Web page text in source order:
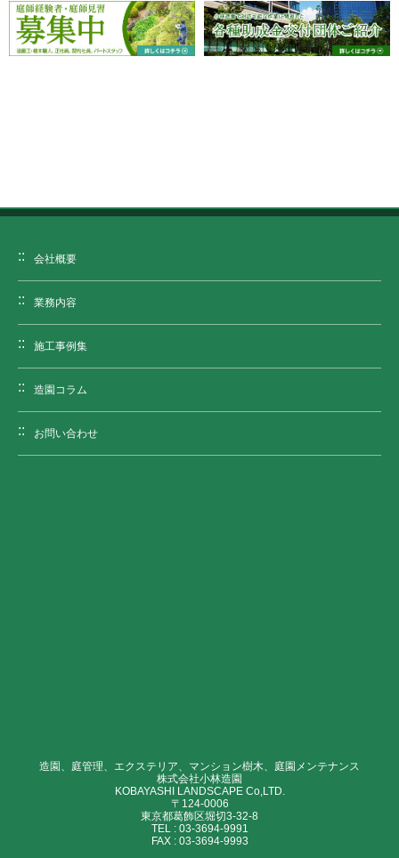
会社概要
業務内容
施工事例集
造園コラム
お問い合わせ
造園、庭管理、エクステリア、マンション樹木、庭園メンテナンス
株式会社小林造園
KOBAYASHI LANDSCAPE Co,LTD.
〒124-0006
東京都葛飾区堀切3-32-8
TEL : 03-3694-9991
FAX : 03-3694-9993